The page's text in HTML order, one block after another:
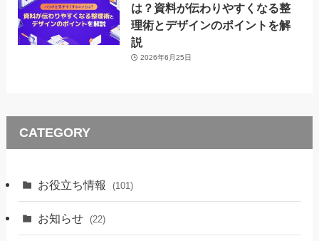
は？資料が伝わりやすくなる整
理術とデザインのポイントを解
説
2026年6月25日
CATEGORY
お役立ち情報 (101)
お知らせ (22)